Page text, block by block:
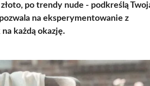
po trendy nude - podkreślą
na eksperymentowanie z
każdą okazję.